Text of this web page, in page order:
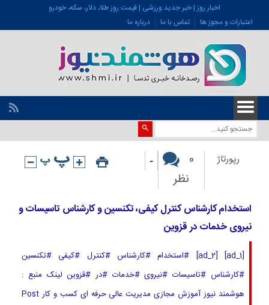
اخبار روز | خبر جدید ورزشی | قیمت روز طلا، دلار، سکه، خودرو
اعتبارات و مجوز ها
تماس با ما درباره ما
رپورتاژ
0
نظر
-
استخدام کارشناس کنترل کیفی، تکنسین و کارشناس تاسیسات و
نیروی خدمات در قزوین
[ad_1] [ad_2] #استخدام #کارشناس #کنترل #کیفی #تکنسین
#کارشناس #تاسیسات #نیروی #خدمات #در #قزوین لینک منبع :
هوشمند نیوز آموزش مجازی مدیریت عالی حرفه ای کسب و کار Post